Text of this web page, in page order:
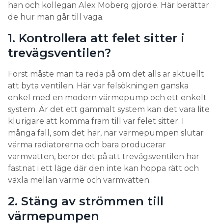
han och kollegan Alex Moberg gjorde. Här berättar
de hur man går till väga.
1. Kontrollera att felet sitter i
trevägsventilen?
Först måste man ta reda på om det alls är aktuellt
att byta ventilen. Här var felsökningen ganska
enkel med en modern värmepump och ett enkelt
system. Är det ett gammalt system kan det vara lite
klurigare att komma fram till var felet sitter. I
många fall, som det här, när värmepumpen slutar
värma radiatorerna och bara producerar
varmvatten, beror det på att trevägsventilen har
fastnat i ett läge där den inte kan hoppa rätt och
växla mellan värme och varmvatten.
2. Stäng av strömmen till
värmepumpen